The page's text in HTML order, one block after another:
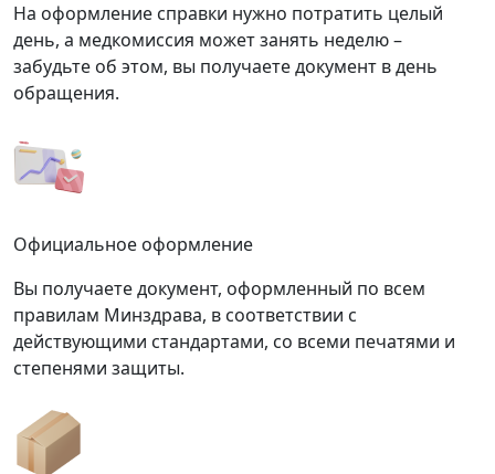
На оформление справки нужно потратить целый
день, а медкомиссия может занять неделю –
забудьте об этом, вы получаете документ в день
обращения.
Официальное оформление
Вы получаете документ, оформленный по всем
правилам Минздрава, в соответствии с
действующими стандартами, со всеми печатями и
степенями защиты.